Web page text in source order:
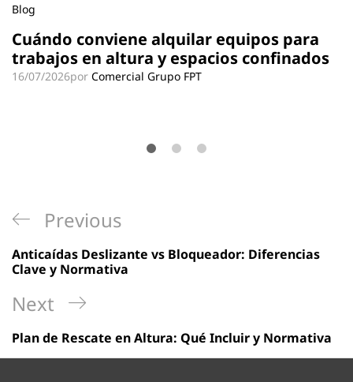
Blog
Cuándo conviene alquilar equipos para
trabajos en altura y espacios confinados
16/07/2026por Comercial Grupo FPT
Navegación
de
entradas
Previous
Post
Previous
Anticaídas Deslizante vs Bloqueador: Diferencias
Clave y Normativa
Next
Post
Next
Plan de Rescate en Altura: Qué Incluir y Normativa